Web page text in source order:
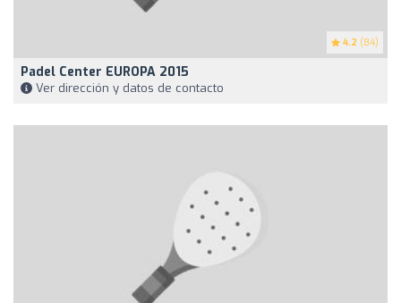
4.2 (84)
Padel Center EUROPA 2015
Ver dirección y datos de contacto